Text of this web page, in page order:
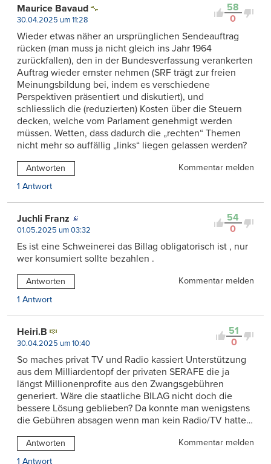
58
0
Maurice Bavaud
30.04.2025 um 11:28
Wieder etwas näher an ursprünglichen Sendeauftrag
rücken (man muss ja nicht gleich ins Jahr 1964
zurückfallen), den in der Bundesverfassung verankerten
Auftrag wieder ernster nehmen (SRF trägt zur freien
Meinungsbildung bei, indem es verschiedene
Perspektiven präsentiert und diskutiert), und
schliesslich die (reduzierten) Kosten über die Steuern
decken, welche vom Parlament genehmigt werden
müssen. Wetten, dass dadurch die „rechten“ Themen
nicht mehr so auffällig „links“ liegen gelassen werden?
Antworten
Kommentar melden
1 Antwort
54
0
Juchli Franz
01.05.2025 um 03:32
Es ist eine Schweinerei das Billag obligatorisch ist , nur
wer konsumiert sollte bezahlen .
Antworten
Kommentar melden
1 Antwort
51
0
Heiri.B
30.04.2025 um 10:40
So maches privat TV und Radio kassiert Unterstützung
aus dem Milliardentopf der privaten SERAFE die ja
längst Millionenprofite aus den Zwangsgebühren
generiert. Wäre die staatliche BILAG nicht doch die
bessere Lösung geblieben? Da konnte man wenigstens
die Gebühren absagen wenn man kein Radio/TV hatte…
Antworten
Kommentar melden
1 Antwort